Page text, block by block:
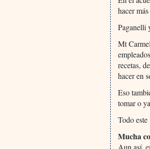
hacer
Paganelli
Mt
recetas,
hacer en
Eso
tomar o
Todo
Mucha
Aun así,